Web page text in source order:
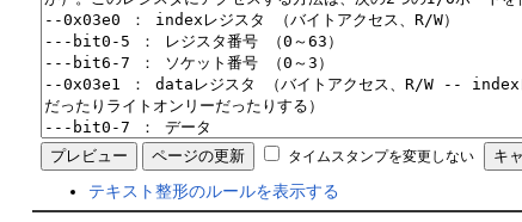
タイムスタンプを変更しない
テキスト整形のルールを表示する